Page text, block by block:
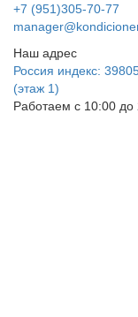
+7 (951)305-70-77
Наш адрес
Россия индекс:
(этаж 1)
Работаем с 10:00